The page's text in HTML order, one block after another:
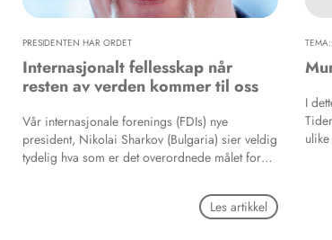
PRESIDENTEN HAR ORDET
Internasjonalt fellesskap når
resten av verden kommer til oss
Vår internasjonale forenings (FDIs) nye
president, Nikolai Sharkov (Bulgaria) sier veldig
tydelig hva som er det overordnede målet for
munnhelse for alle – ingen skal overses. Han
påpeker samtidig at dette er et utfordrende
Les artikkel
I